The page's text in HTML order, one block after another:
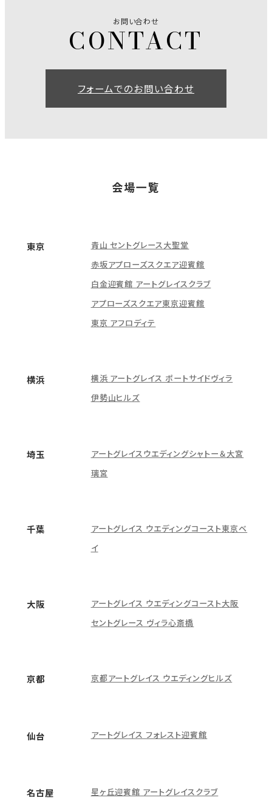
お問い合わせ
フォームでのお問い合わせ
会場一覧
東京
青山 セントグレース大聖堂
赤坂アプローズスクエア迎賓館
白金迎賓館 アートグレイスクラブ
アプローズスクエア東京迎賓館
東京 アフロディテ
横浜
横浜 アートグレイス ポートサイドヴィラ
伊勢山ヒルズ
埼玉
アートグレイスウエディングシャトー＆大宮
璃宮
千葉
アートグレイス ウエディングコースト東京ベ
イ
大阪
アートグレイス ウエディングコースト大阪
セントグレース ヴィラ心斎橋
京都 京都アートグレイス ウエディングヒルズ
仙台 アートグレイス フォレスト迎賓館
名古屋 星ヶ丘迎賓館 アートグレイスクラブ